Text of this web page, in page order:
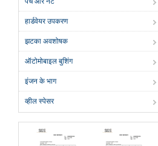
हार्डवेयर उपकरण
झटका अवशोषक
ऑटोमोबाइल बुशिंग
इंजन के भाग
व्हील स्पेसर